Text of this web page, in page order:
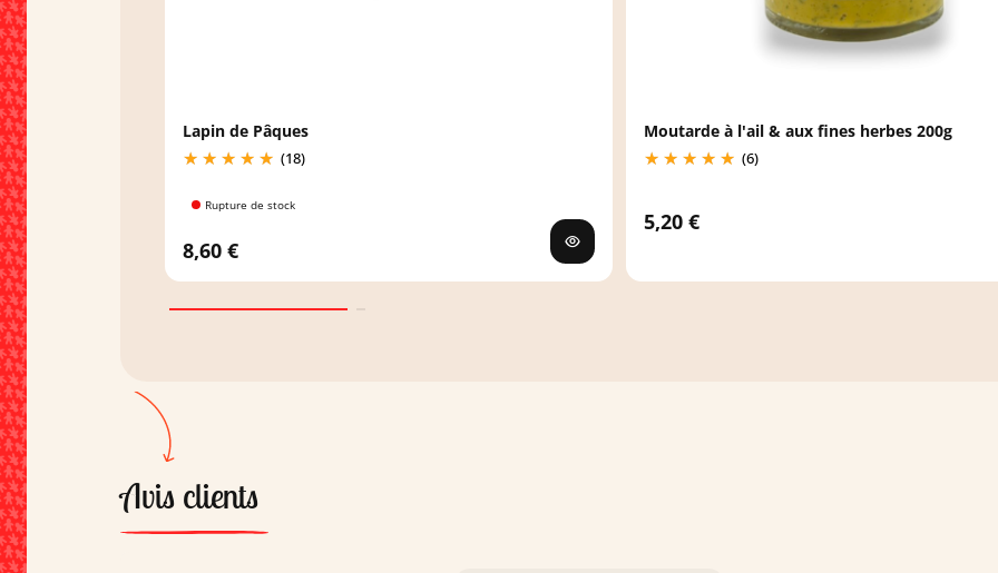
Lapin de Pâques
(18)
Rupture de stock
8,60 €
Moutarde à l'ail & aux fines herbes 200g
(6)
5,20 €
Avis clients